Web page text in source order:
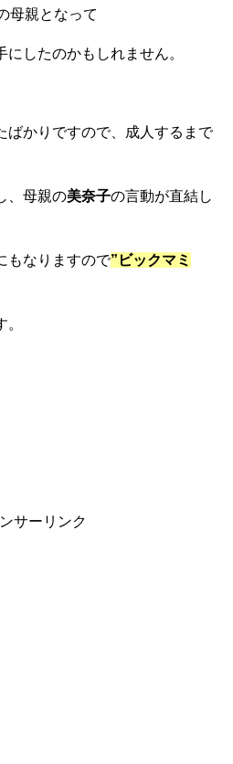
母親となって
したのかもしれません。
ばかりですので、成人するまで
、母親の美奈子の言動が直結し
もなりますので”ビックマミ
サーリンク